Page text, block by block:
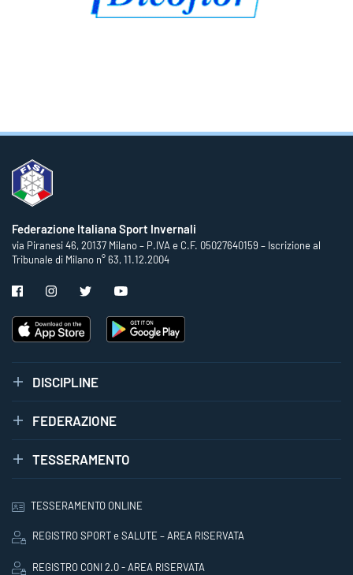
Federazione Italiana Sport Invernali
via Piranesi 46, 20137 Milano – P.IVA e C.F. 05027640159 – Iscrizione al
Tribunale di Milano n° 63, 11.12.2004
DISCIPLINE
FEDERAZIONE
TESSERAMENTO
TESSERAMENTO ONLINE
REGISTRO SPORT e SALUTE – AREA RISERVATA
REGISTRO CONI 2.0 - AREA RISERVATA